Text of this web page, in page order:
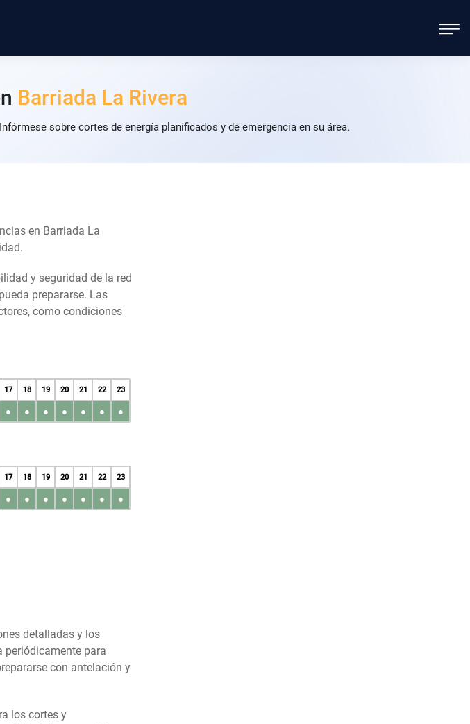
Barriada La Rivera
sobre cortes de energía planificados y de emergencia en su área.
en Barriada La
y seguridad de la red
prepararse. Las
como condiciones
17 18 19 20 21 22 23
● ● ● ● ● ● ●
17 18 19 20 21 22 23
● ● ● ● ● ● ●
detalladas y los
periódicamente para
con antelación y
los cortes y